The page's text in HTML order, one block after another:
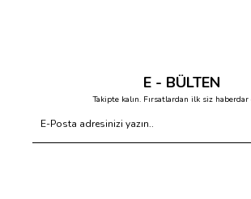
E - BÜLTEN
Takipte kalın. Fırsatlardan ilk siz haberdar